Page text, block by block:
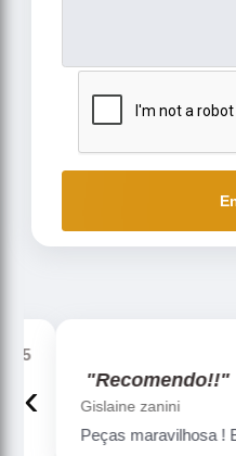
"Recomendo!!"
Gislaine zanini
Peças maravilhosa !
‹